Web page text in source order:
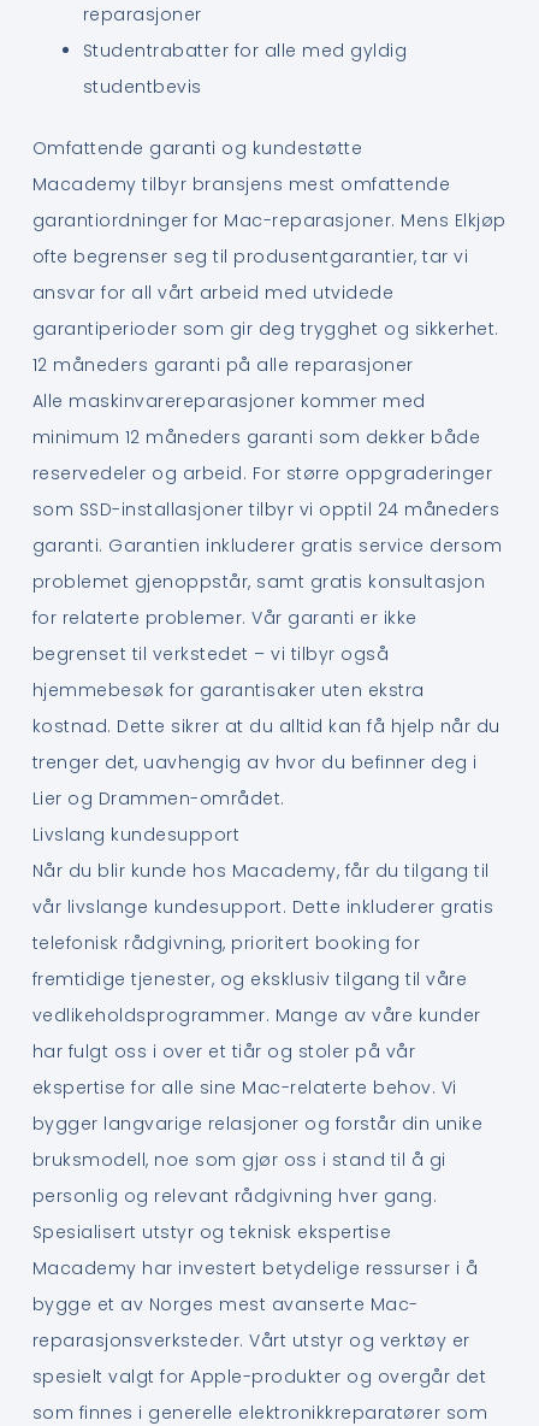
reparasjoner
Studentrabatter for alle med gyldig
studentbevis
Omfattende garanti og kundestøtte
Macademy tilbyr bransjens mest omfattende
garantiordninger for Mac-reparasjoner. Mens Elkjøp
ofte begrenser seg til produsentgarantier, tar vi
ansvar for all vårt arbeid med utvidede
garantiperioder som gir deg trygghet og sikkerhet.
12 måneders garanti på alle reparasjoner
Alle maskinvarereparasjoner kommer med
minimum 12 måneders garanti som dekker både
reservedeler og arbeid. For større oppgraderinger
som SSD-installasjoner tilbyr vi opptil 24 måneders
garanti. Garantien inkluderer gratis service dersom
problemet gjenoppstår, samt gratis konsultasjon
for relaterte problemer. Vår garanti er ikke
begrenset til verkstedet – vi tilbyr også
hjemmebesøk for garantisaker uten ekstra
kostnad. Dette sikrer at du alltid kan få hjelp når du
trenger det, uavhengig av hvor du befinner deg i
Lier og Drammen-området.
Livslang kundesupport
Når du blir kunde hos Macademy, får du tilgang til
vår livslange kundesupport. Dette inkluderer gratis
telefonisk rådgivning, prioritert booking for
fremtidige tjenester, og eksklusiv tilgang til våre
vedlikeholdsprogrammer. Mange av våre kunder
har fulgt oss i over et tiår og stoler på vår
ekspertise for alle sine Mac-relaterte behov. Vi
bygger langvarige relasjoner og forstår din unike
bruksmodell, noe som gjør oss i stand til å gi
personlig og relevant rådgivning hver gang.
Spesialisert utstyr og teknisk ekspertise
Macademy har investert betydelige ressurser i å
bygge et av Norges mest avanserte Mac-
reparasjonsverksteder. Vårt utstyr og verktøy er
spesielt valgt for Apple-produkter og overgår det
som finnes i generelle elektronikkreparatører som